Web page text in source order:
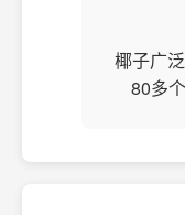
椰子广
80多